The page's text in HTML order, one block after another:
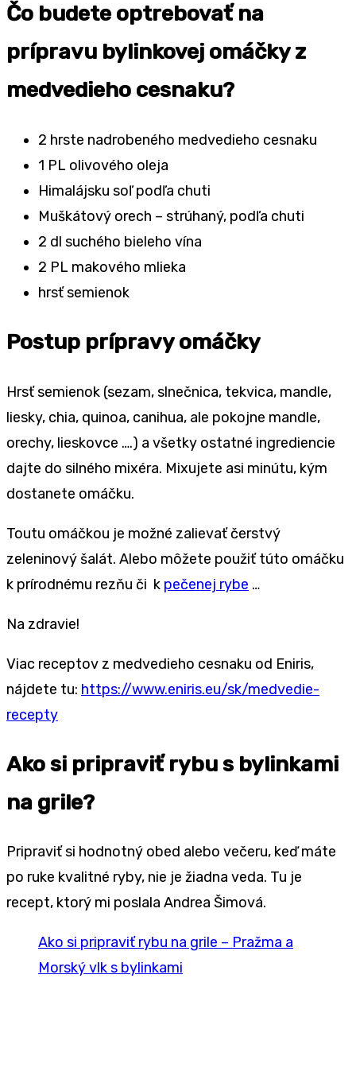
Čo budete optrebovať na
prípravu bylinkovej omáčky z
medvedieho cesnaku?
2 hrste nadrobeného medvedieho cesnaku
1 PL olivového oleja
Himalájsku soľ podľa chuti
Muškátový orech – strúhaný, podľa chuti
2 dl suchého bieleho vína
2 PL makového mlieka
hrsť semienok
Postup prípravy omáčky
Hrsť semienok (sezam, slnečnica, tekvica, mandle,
liesky, chia, quinoa, canihua, ale pokojne mandle,
orechy, lieskovce ….) a všetky ostatné ingrediencie
dajte do silného mixéra. Mixujete asi minútu, kým
dostanete omáčku.
Toutu omáčkou je možné zalievať čerstvý
zeleninový šalát. Alebo môžete použiť túto omáčku
k prírodnému rezňu či k pečenej rybe …
Na zdravie!
Viac receptov z medvedieho cesnaku od Eniris,
nájdete tu: https://www.eniris.eu/sk/medvedie-
recepty
Ako si pripraviť rybu s bylinkami
na grile?
Pripraviť si hodnotný obed alebo večeru, keď máte
po ruke kvalitné ryby, nie je žiadna veda. Tu je
recept, ktorý mi poslala Andrea Šimová.
Ako si pripraviť rybu na grile – Pražma a
Morský vlk s bylinkami